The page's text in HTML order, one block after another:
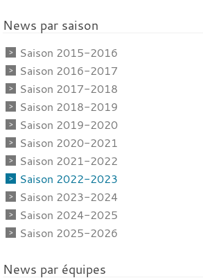
News par saison
Saison 2015-2016
Saison 2016-2017
Saison 2017-2018
Saison 2018-2019
Saison 2019-2020
Saison 2020-2021
Saison 2021-2022
Saison 2022-2023
Saison 2023-2024
Saison 2024-2025
Saison 2025-2026
News par équipes